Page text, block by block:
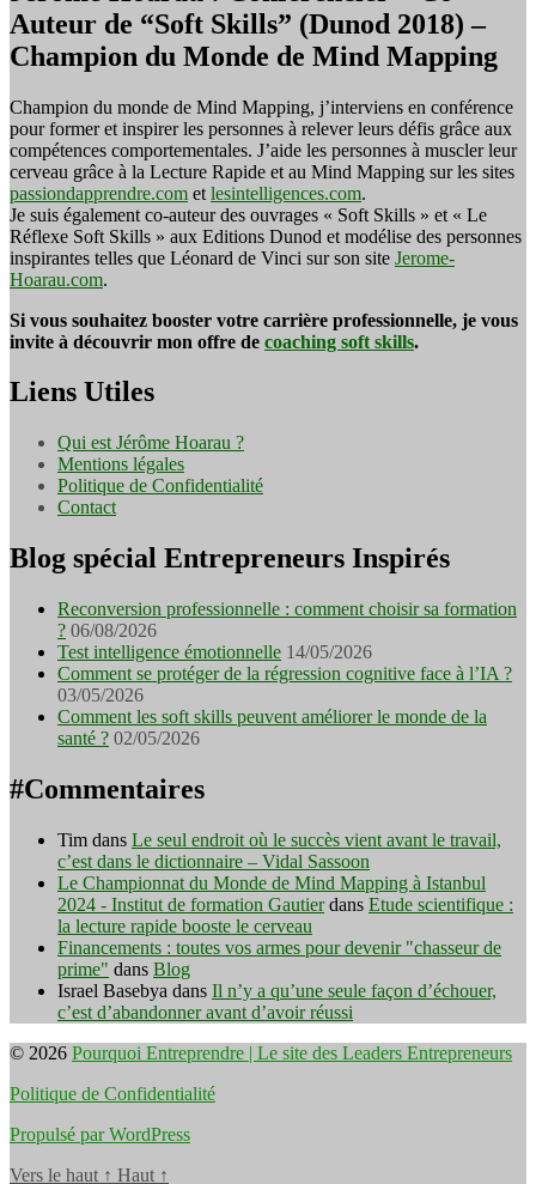
Auteur de “Soft Skills” (Dunod 2018) –
Champion du Monde de Mind Mapping
Champion du monde de Mind Mapping, j’interviens en conférence
pour former et inspirer les personnes à relever leurs défis grâce aux
compétences comportementales. J’aide les personnes à muscler leur
cerveau grâce à la Lecture Rapide et au Mind Mapping sur les sites
passiondapprendre.com et lesintelligences.com.
Je suis également co-auteur des ouvrages « Soft Skills » et « Le
Réflexe Soft Skills » aux Editions Dunod et modélise des personnes
inspirantes telles que Léonard de Vinci sur son site Jerome-
Hoarau.com.
Si vous souhaitez booster votre carrière professionnelle, je vous
invite à découvrir mon offre de coaching soft skills.
Liens Utiles
Qui est Jérôme Hoarau ?
Mentions légales
Politique de Confidentialité
Contact
Blog spécial Entrepreneurs Inspirés
Reconversion professionnelle : comment choisir sa formation
? 06/08/2026
Test intelligence émotionnelle 14/05/2026
Comment se protéger de la régression cognitive face à l’IA ?
03/05/2026
Comment les soft skills peuvent améliorer le monde de la
santé ? 02/05/2026
#Commentaires
Tim dans Le seul endroit où le succès vient avant le travail,
c’est dans le dictionnaire – Vidal Sassoon
Le Championnat du Monde de Mind Mapping à Istanbul
2024 - Institut de formation Gautierdans Etude scientifique :
la lecture rapide booste le cerveau
Financements : toutes vos armes pour devenir "chasseur de
prime" dans Blog
Israel Basebya dans Il n’y a qu’une seule façon d’échouer,
c’est d’abandonner avant d’avoir réussi
© 2026 Pourquoi Entreprendre | Le site des Leaders Entrepreneurs
Politique de Confidentialité
Propulsé par WordPress
Vers le haut ↑ Haut ↑